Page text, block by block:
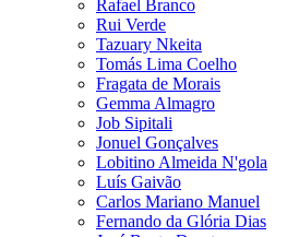
Rafael Branco
Rui Verde
Tazuary Nkeita
Tomás Lima Coelho
Fragata de Morais
Gemma Almagro
Job Sipitali
Jonuel Gonçalves
Lobitino Almeida N'gola
Luís Gaivão
Carlos Mariano Manuel
Fernando da Glória Dias